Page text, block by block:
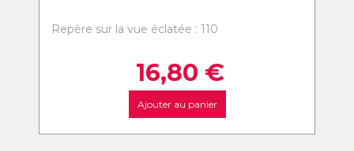
Repère sur la vue éclatée : 110
16,80 €
Ajouter au panier